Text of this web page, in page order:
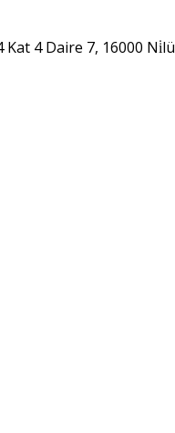
Kat 4 Daire 7, 16000